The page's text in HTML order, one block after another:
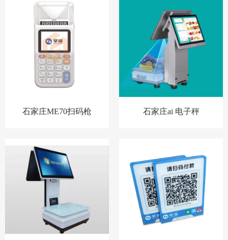
石家庄ME70扫码枪 石家庄ai 电子秤